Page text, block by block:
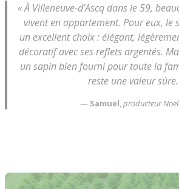
« À Villeneuve-d’Ascq dans le 59,
vivent en appartement. Pour eux, le
un excellent choix : élégant,
décoratif avec ses reflets argentés.
un sapin bien fourni pour toute la
reste une valeur
— Samuel,producteur